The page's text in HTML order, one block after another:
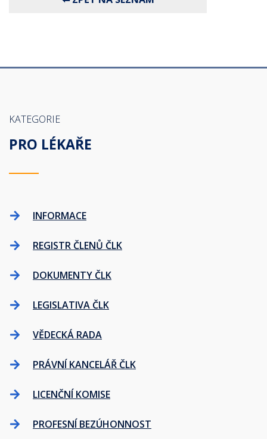
KATEGORIE
PRO LÉKAŘE
INFORMACE
REGISTR ČLENŮ ČLK
DOKUMENTY ČLK
LEGISLATIVA ČLK
VĚDECKÁ RADA
PRÁVNÍ KANCELÁŘ ČLK
LICENČNÍ KOMISE
PROFESNÍ BEZÚHONNOST